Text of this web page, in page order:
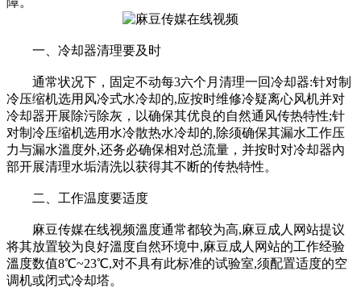
一、冷却器清理要及时
通常状况下，固定不动每3六个月清理一回冷却器:针对制
冷压缩机选用风冷式水冷却的,应按时维修冷疑离心风机并对
冷却器开展除污除灰，以确保其优良的自然通风传热特性;针
对制冷压缩机选用水冷散热水冷却的,除须确保其漏水工作压
力与漏水溫度外,还务必确保相对总流量，并按时对冷却器內
部开展清理水垢清洗以获得其不断的传热特性。
二、工作温度要适度
麻豆传媒在线视频溫度通常都较为高,麻豆成人网站提议
将其放置较为良好溫度自然环境中,麻豆成人网站的工作经验
溫度数值8℃~23℃,对不具有此标准的试验室,须配置适度的空
调机或闭式冷却塔。